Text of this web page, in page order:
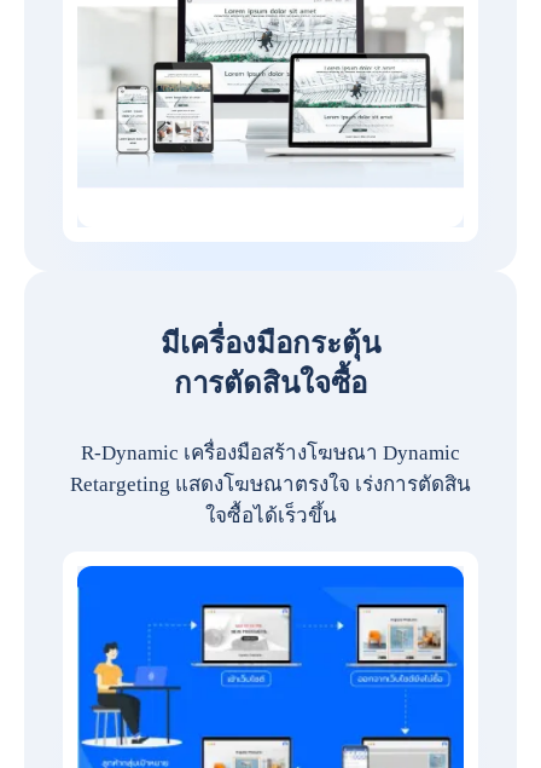
มีเครื่องมือกระตุ้น
การตัดสินใจซื้อ
R-Dynamic เครื่องมือสร้างโฆษณา Dynamic
Retargeting แสดงโฆษณาตรงใจ เร่งการตัดสิน
ใจซื้อได้เร็วขึ้น